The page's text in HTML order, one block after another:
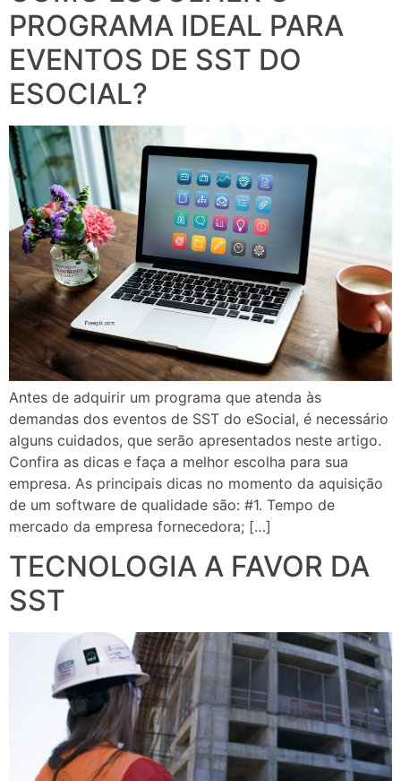
PROGRAMA IDEAL PARA
EVENTOS DE SST DO
ESOCIAL?
Antes de adquirir um programa que atenda às
demandas dos eventos de SST do eSocial, é necessário
alguns cuidados, que serão apresentados neste artigo.
Confira as dicas e faça a melhor escolha para sua
empresa. As principais dicas no momento da aquisição
de um software de qualidade são: #1. Tempo de
mercado da empresa fornecedora; […]
TECNOLOGIA A FAVOR DA
SST